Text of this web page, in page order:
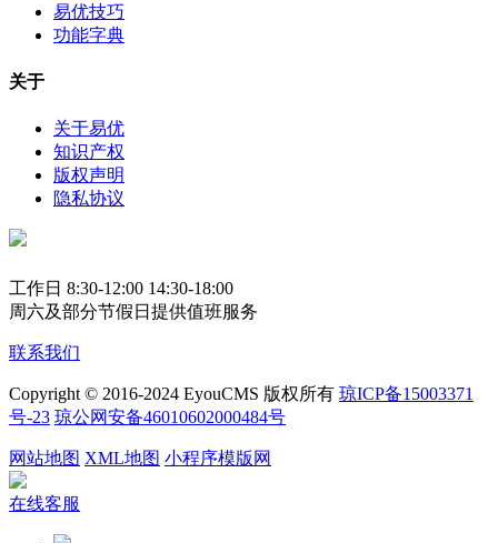
易优技巧
功能字典
关于
关于易优
知识产权
版权声明
隐私协议
工作日 8:30-12:00 14:30-18:00
周六及部分节假日提供值班服务
联系我们
Copyright © 2016-2024 EyouCMS 版权所有 琼ICP备15003371
号-23 琼公网安备46010602000484号
网站地图 XML地图 小程序模版网
在线客服